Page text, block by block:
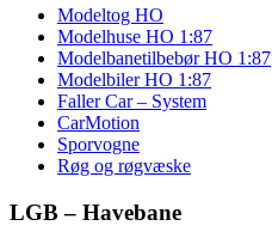
Modeltog HO
Modelhuse HO 1:87
Modelbanetilbebør HO 1:87
Modelbiler HO 1:87
Faller Car – System
CarMotion
Sporvogne
Røg og røgvæske
LGB – Havebane